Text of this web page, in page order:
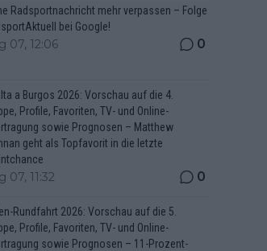
Radsportnachricht mehr verpassen – Folge
bei Google!
07, 12:06 0
a Burgos 2026: Vorschau auf die 4.
Profile, Favoriten, TV- und Online-
sowie Prognosen – Matthew
geht als Topfavorit in die letzte
07, 11:32 0
Rundfahrt 2026: Vorschau auf die 5.
Profile, Favoriten, TV- und Online-
sowie Prognosen – 11-Prozent-